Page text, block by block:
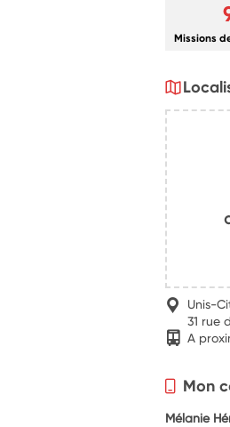
Missions
Unis-
31 rue
A
Mon
Mélanie